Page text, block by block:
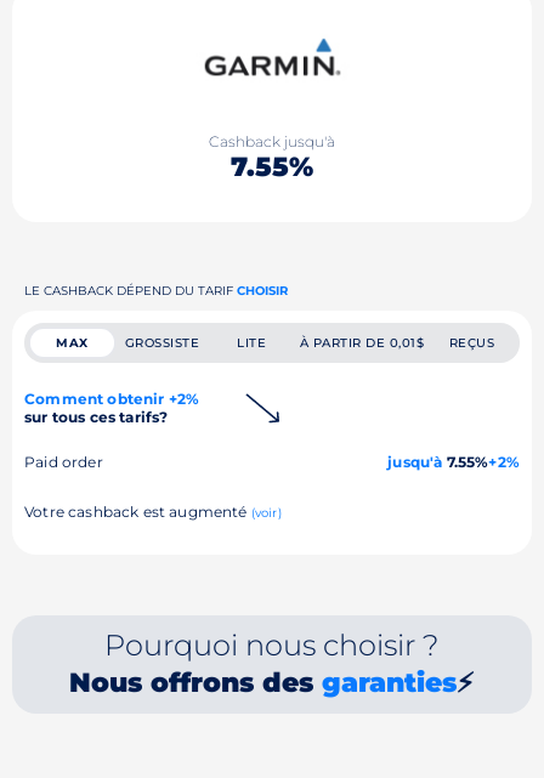
Cashback jusqu'à
7.55%
LE CASHBACK DÉPEND DU TARIF CHOISIR
MAX GROSSISTE LITE À PARTIR DE 0,01$ REÇUS
Comment obtenir +2%
sur tous ces tarifs?
Paid order jusqu'à 7.55%+2%
Votre cashback est augmenté (voir)
Pourquoi nous choisir ?
Nous offrons desgaranties⚡